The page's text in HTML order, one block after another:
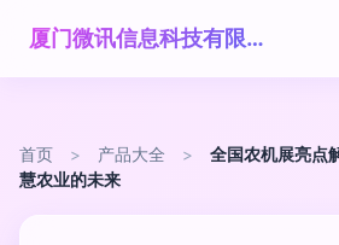
厦门微讯信息科技有限公司
首页 > 产品大全 >
全国农机展亮点
慧农业的未来